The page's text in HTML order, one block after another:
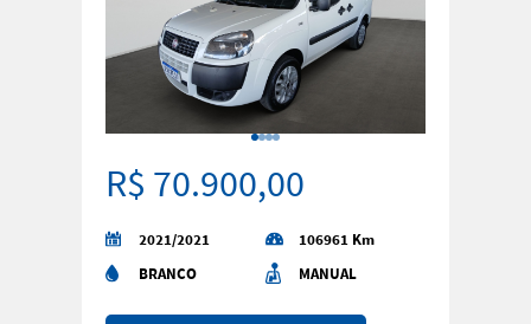
R$ 70.900,00
2021/2021
106961 Km
BRANCO
MANUAL